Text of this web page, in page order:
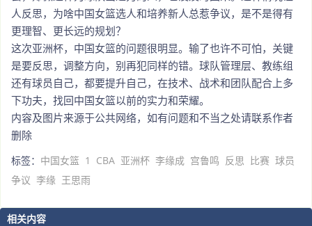
人反思，为啥中国女篮选人和培养新人总惹争议，是不是得有
更理智、更长远的规划？
这次亚洲杯，中国女篮的问题很明显。输了也许不可怕，关键
是要反思，调整方向，别再犯同样的错。球队管理层、教练组
还有球员自己，都要提升自己，在技术、战术和团队配合上多
下功夫，找回中国女篮以前的实力和荣耀。
内容及图片来源于公共网络，如有问题和不当之处请联系作者
删除
标签： 中国女篮 1 CBA 亚洲杯 李缘成 宫鲁鸣 反思 比赛 球员
争议 李缘 王思雨
相关内容